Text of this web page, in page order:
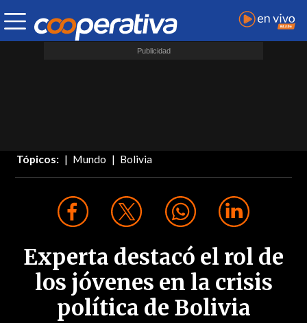
Tópicos: Mundo Bolivia
Experta destacó el rol de
los jóvenes en la crisis
política de Bolivia